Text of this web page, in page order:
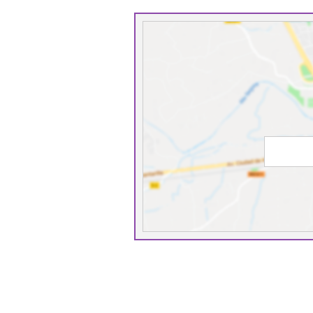
cuidado y del hogar que dificultan
familiar, lo que las sitúa en
Todo ello contribuye a que, al final
Además de estos y otros reductos
propiciar, si no se toman medidas, la
como las nuevas tecnologías, en
"I Congreso
trato y de oportunidades entre
intervención: 1. Retos de la
cuidados y violencia contra las
en el ámbito laboral.
Actividad reconocida con 0.5